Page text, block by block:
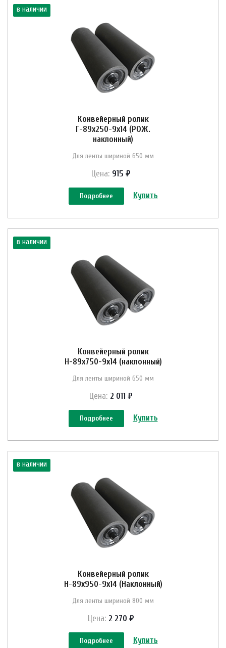
в наличии
Конвейерный ролик
Г-89х250-9х14 (РОЖ.
наклонный)
Для ленты шириной 650 мм
Цена: 915 ₽
Подробнее Купить
в наличии
Конвейерный ролик
Н-89х750-9х14 (наклонный)
Для ленты шириной 650 мм
Цена: 2 011 ₽
Подробнее Купить
в наличии
Конвейерный ролик
Н-89х950-9х14 (Наклонный)
Для ленты шириной 800 мм
Цена: 2 270 ₽
Подробнее Купить